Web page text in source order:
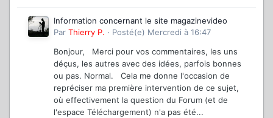
Information concernant le site magazinevideo
Par Thierry P. · Posté(e) Mercredi à 16:47
Bonjour, Merci pour vos commentaires, les uns
déçus, les autres avec des idées, parfois bonnes
ou pas. Normal. Cela me donne l'occasion de
repréciser ma première intervention de ce sujet,
où effectivement la question du Forum (et de
l'espace Téléchargement) n'a pas été...